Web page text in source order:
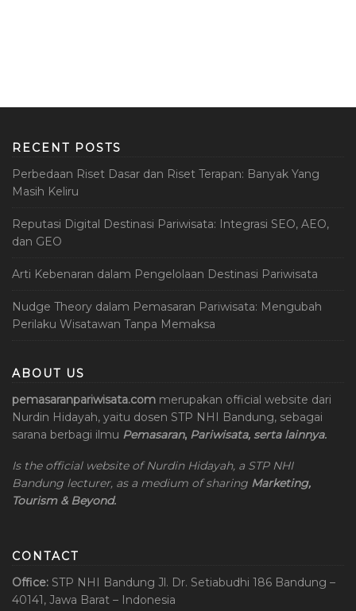
RECENT POSTS
Perbedaan Riset Dasar dan Riset Terapan: Banyak Yang
Masih Keliru
Reputasi Digital Destinasi Pariwisata: Integrasi SEO, AEO,
dan GEO
Arti Kebenaran dalam Pengelolaan Destinasi Pariwisata
Nudge Theory dalam Pemasaran Pariwisata: Mengubah
Perilaku Wisatawan Tanpa Memaksa
ABOUT US
pemasaranpariwisata.com merupakan official website dari
Nurdin Hidayah, yaitu dosen STP NHI Bandung, sebagai
sarana berbagi ilmu Pemasaran, Pariwisata, serta lainnya.
Is the official website of Nurdin Hidayah, a STP NHI
Bandung lecturer, as a medium of sharing Marketing,
Tourism & Beyond.
CONTACT
Office: STP NHI Bandung Jl. Dr. Setiabudhi 186 Bandung –
40141, Jawa Barat – Indonesia